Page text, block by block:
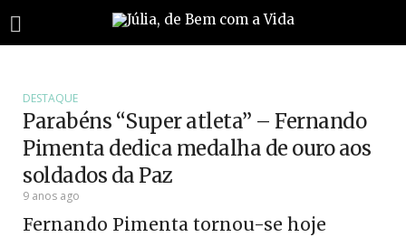
DESTAQUE
Parabéns “Super atleta” – Fernando
Pimenta dedica medalha de ouro aos
soldados da Paz
9 anos ago
Fernando Pimenta tornou-se hoje